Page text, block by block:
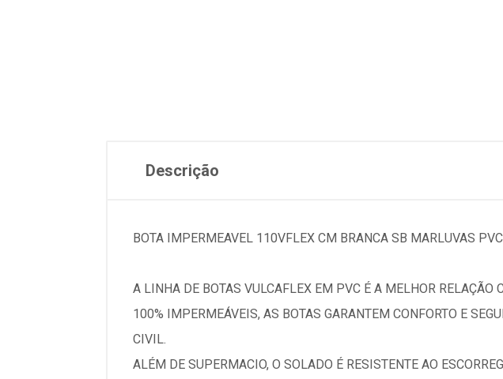
Descrição
BOTA IMPERMEAVEL 110VFLEX CM BRANCA SB MARLUVAS
A LINHA DE BOTAS VULCAFLEX EM PVC É A MELHOR RELAÇÃO
100% IMPERMEÁVEIS, AS BOTAS GARANTEM CONFORTO E
CIVIL.
ALÉM DE SUPERMACIO, O SOLADO É RESISTENTE AO